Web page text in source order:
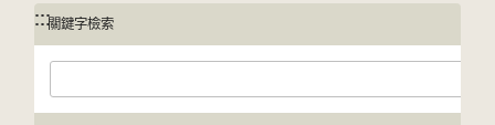
:::
:::關鍵字檢索